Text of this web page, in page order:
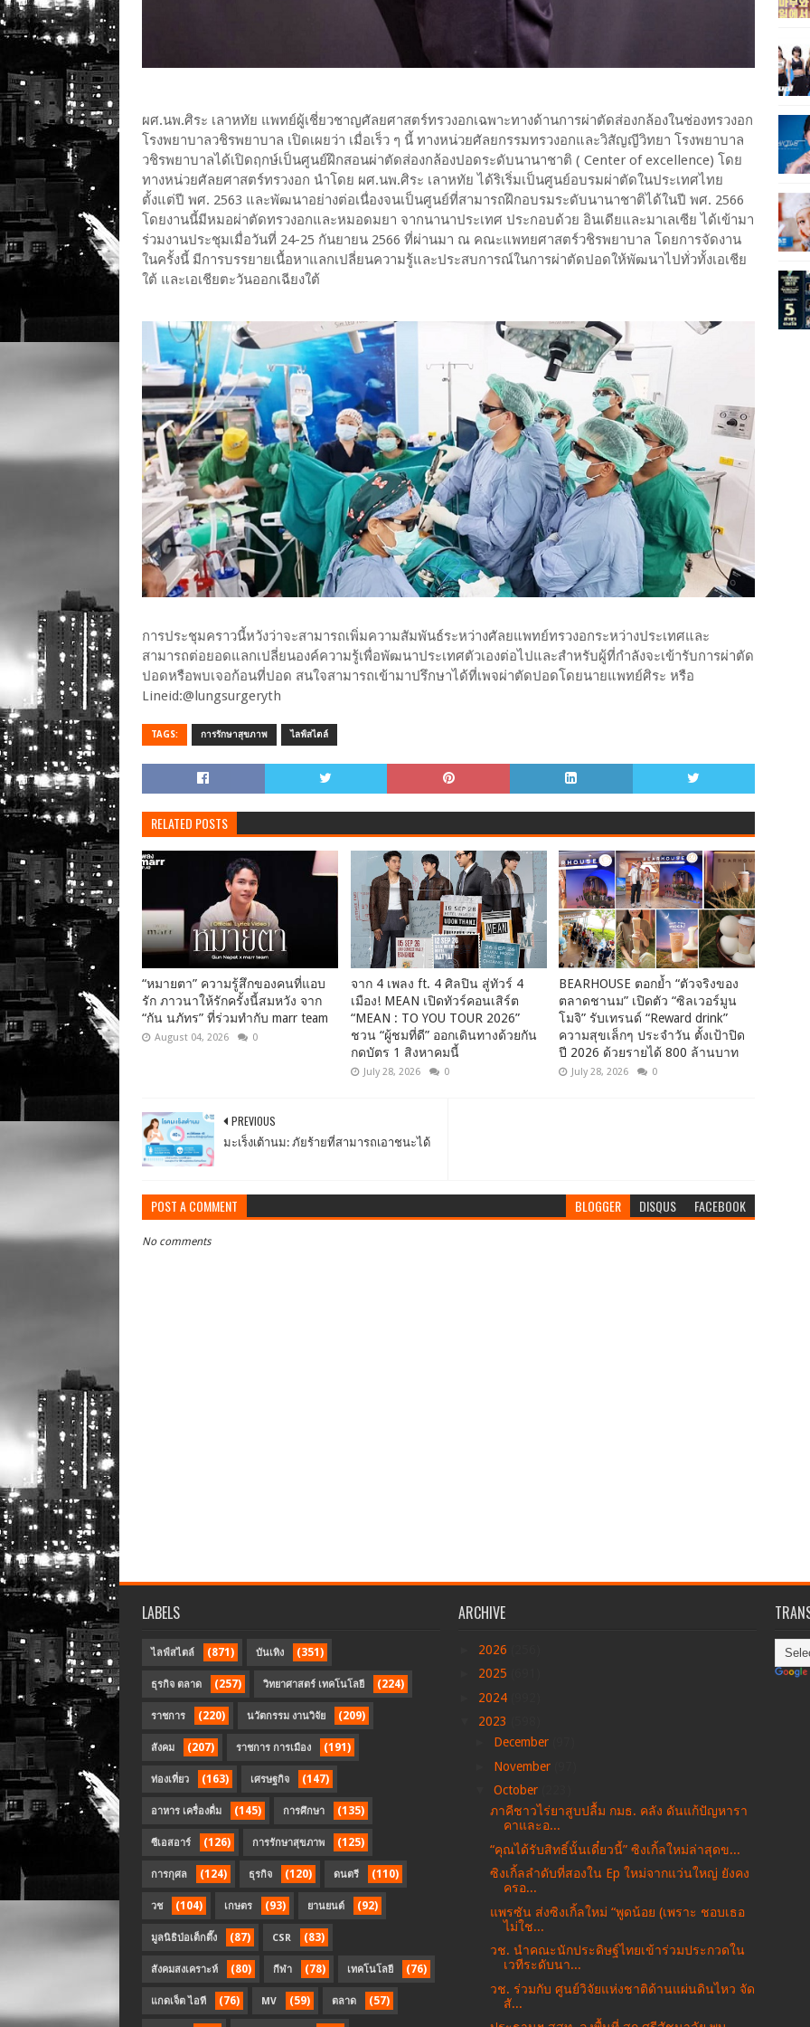
ผศ.นพ.ศิระ เลาหทัย แพทย์ผู้เชี่ยวชาญศัลยศาสตร์ทรวงอกเฉพาะทางด้านการผ่าตัดส่องกล้องในช่องทรวงอก
โรงพยาบาลวชิรพยาบาล เปิดเผยว่า เมื่อเร็ว ๆ นี้ ทางหน่วยศัลยกรรมทรวงอกและวิสัญญีวิทยา โรงพยาบาล
วชิรพยาบาลได้เปิดฤกษ์เป็นศูนย์ฝึกสอนผ่าตัดส่องกล้องปอดระดับนานาชาติ ( Center of excellence) โดย
ทางหน่วยศัลยศาสตร์ทรวงอก นำโดย ผศ.นพ.ศิระ เลาหทัย ได้ริเริ่มเป็นศูนย์อบรมผ่าตัดในประเทศไทย
ตั้งแต่ปี พศ. 2563 และพัฒนาอย่างต่อเนื่องจนเป็นศูนย์ที่สามารถฝึกอบรมระดับนานาชาติได้ในปี พศ. 2566
โดยงานนี้มีหมอผ่าตัดทรวงอกและหมอดมยา จากนานาประเทศ ประกอบด้วย อินเดียและมาเลเซีย ได้เข้ามา
ร่วมงานประชุมเมื่อวันที่ 24-25 กันยายน 2566 ที่ผ่านมา ณ คณะแพทยศาสตร์วชิรพยาบาล โดยการจัดงาน
ในครั้งนี้ มีการบรรยายเนื้อหาแลกเปลี่ยนความรู้และประสบการณ์ในการผ่าตัดปอดให้พัฒนาไปทั่วทั้งเอเชีย
ใต้ และเอเชียตะวันออกเฉียงใต้
การประชุมคราวนี้หวังว่าจะสามารถเพิ่มความสัมพันธ์ระหว่างศัลยแพทย์ทรวงอกระหว่างประเทศและ
สามารถต่อยอดแลกเปลี่ยนองค์ความรู้เพื่อพัฒนาประเทศตัวเองต่อไปและสำหรับผู้ที่กำลังจะเข้ารับการผ่าตัด
ปอดหรือพบเจอก้อนที่ปอด สนใจสามารถเข้ามาปรึกษาได้ที่เพจผ่าตัดปอดโดยนายแพทย์ศิระ หรือ
Lineid:@lungsurgeryth
TAGS: การรักษาสุขภาพ ไลฟ์สไตล์
RELATED POSTS
“หมายตา” ความรู้สึกของคนที่แอบ
รัก ภาวนาให้รักครั้งนี้สมหวัง จาก
“กัน นภัทร” ที่ร่วมทำกับ marr team
August 04, 2026 0
จาก 4 เพลง ft. 4 ศิลปิน สู่ทัวร์ 4
เมือง! MEAN เปิดทัวร์คอนเสิร์ต
“MEAN : TO YOU TOUR 2026”
ชวน “ผู้ชมที่ดี” ออกเดินทางด้วยกัน
กดบัตร 1 สิงหาคมนี้
July 28, 2026 0
BEARHOUSE ตอกย้ำ “ตัวจริงของ
ตลาดชานม” เปิดตัว “ซิลเวอร์มูน
โมจิ” รับเทรนด์ “Reward drink”
ความสุขเล็กๆ ประจำวัน ตั้งเป้าปิด
ปี 2026 ด้วยรายได้ 800 ล้านบาท
July 28, 2026 0
PREVIOUS
มะเร็งเต้านม: ภัยร้ายที่สามารถเอาชนะได้
POST A COMMENT BLOGGER DISQUS FACEBOOK
No comments
LABELS
ไลฟ์สไตล์ (871) บันเทิง (351)
ธุรกิจ ตลาด (257) วิทยาศาสตร์ เทคโนโลยี (224)
ราชการ (220) นวัตกรรม งานวิจัย (209)
สังคม (207) ราชการ การเมือง (191)
ท่องเที่ยว (163) เศรษฐกิจ (147)
อาหาร เครื่องดื่ม (145) การศึกษา (135)
ซีเอสอาร์ (126) การรักษาสุขภาพ (125)
การกุศล (124) ธุรกิจ (120) ดนตรี (110)
วช (104) เกษตร (93) ยานยนต์ (92)
มูลนิธิป่อเต็กตึ๊ง (87) CSR (83)
สังคมสงเคราะห์ (80) กีฬา (78) เทคโนโลยี (76)
แกดเจ็ต ไอที (76) MV (59) ตลาด (57)
ARCHIVE
2026
2025
2024
2023
December
November
October
ภาคีชาวไร่ยาสูบปลื้ม กมธ. คลัง ดันแก้ปัญหารา
คาและอ...
“คุณได้รับสิทธิ์นั้นเดี๋ยวนี้” ซิงเกิ้ลใหม่ล่าสุดข...
ซิงเกิ้ลลำดับที่สองใน Ep ใหม่จากแว่นใหญ่ ยังคง
ครอ...
แพรซัน ส่งซิงเกิ้ลใหม่ “พูดน้อย (เพราะ ชอบเธอ
ไม่ใช...
วช. นำคณะนักประดิษฐ์ไทยเข้าร่วมประกวดใน
เวทีระดับนา...
วช. ร่วมกับ ศูนย์วิจัยแห่งชาติด้านแผ่นดินไหว จัด
สั...